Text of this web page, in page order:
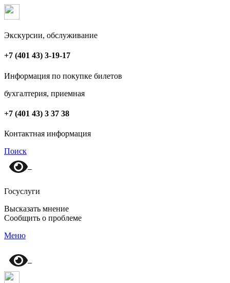
Экскурсии, обслуживание
+7 (401 43) 3-19-17
Информация по покупке билетов
бухгалтерия, приемная
+7 (401 43) 3 37 38
Контактная информация
Поиск
Госуслуги
Высказать мнение
Сообщить о проблеме
Меню